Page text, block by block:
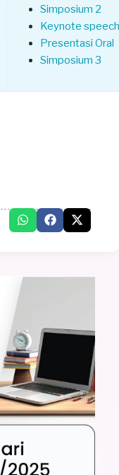
Simposium 2
Keynote
Presentasi Oral
Simposium 3